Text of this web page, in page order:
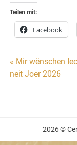
Teilen mit:
Facebook
« Mir wënschen
neit Joer 2026
2026 ©